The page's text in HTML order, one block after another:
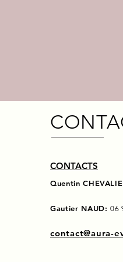
CONTACTS
Quentin
Gautier NAUD:06
contact@aura-